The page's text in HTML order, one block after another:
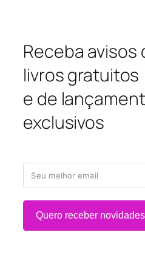
Receba avisos
livros gratuitos
e de
exclusivos
Quero receber novidades